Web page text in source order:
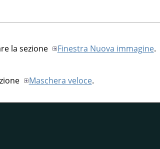
la sezione
Finestra Nuova immagine.
Maschera veloce.